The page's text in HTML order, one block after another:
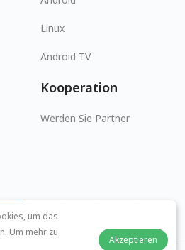
Linux
Android TV
Kooperation
Werden Sie Partner
um das
Um mehr zu
Akzeptieren